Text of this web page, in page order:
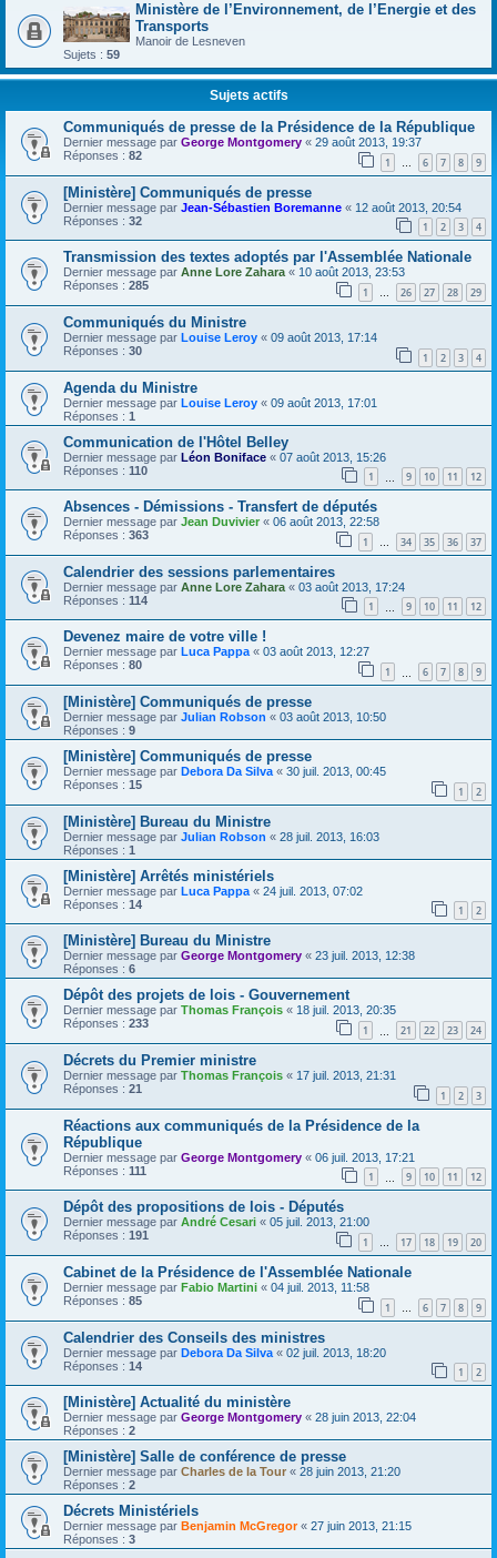
Ministère de l’Environnement, de l’Energie et des
Transports
Manoir de Lesneven
Sujets : 59
Sujets actifs
Communiqués de presse de la Présidence de la République
Dernier message par George Montgomery « 29 août 2013, 19:37
Réponses : 82 1 … 6 7 8 9
[Ministère] Communiqués de presse
Dernier message par Jean-Sébastien Boremanne « 12 août 2013, 20:54
Réponses : 32 1 2 3 4
Transmission des textes adoptés par l'Assemblée Nationale
Dernier message par Anne Lore Zahara « 10 août 2013, 23:53
Réponses : 285 1 … 26 27 28 29
Communiqués du Ministre
Dernier message par Louise Leroy « 09 août 2013, 17:14
Réponses : 30 1 2 3 4
Agenda du Ministre
Dernier message par Louise Leroy « 09 août 2013, 17:01
Réponses : 1
Communication de l'Hôtel Belley
Dernier message par Léon Boniface « 07 août 2013, 15:26
Réponses : 110 1 9 10 11 12
Absences - Démissions - Transfert de députés
Dernier message par Jean Duvivier « 06 août 2013, 22:58
Réponses : 363 1 … 34 35 36 37
Calendrier des sessions parlementaires
Dernier message par Anne Lore Zahara « 03 août 2013, 17:24
Réponses : 114 1 9 10 11 12
Devenez maire de votre ville !
Dernier message par Luca Pappa« 03 août 2013, 12:27
Réponses : 80 1 6 7 8 9
[Ministère] Communiqués de presse
Dernier message par Julian Robson « 03 août 2013, 10:50
Réponses : 9
[Ministère] Communiqués de presse
Dernier message par Debora Da Silva « 30 juil. 2013, 00:45
Réponses : 15 1 2
[Ministère] Bureau du Ministre
Dernier message par Julian Robson « 28 juil. 2013, 16:03
Réponses : 1
[Ministère] Arrêtés ministériels
Dernier message par Luca Pappa « 24 juil. 2013, 07:02
Réponses : 14 1 2
[Ministère] Bureau du Ministre
Dernier message par George Montgomery « 23 juil. 2013, 12:38
Réponses : 6
Dépôt des projets de lois - Gouvernement
Dernier message par Thomas François « 18 juil. 2013, 20:35
Réponses : 233 1 21 22 23 24
Décrets du Premier ministre
Dernier message par Thomas François « 17 juil. 2013, 21:31
Réponses : 21 1 2 3
Réactions aux communiqués de la Présidence de la
République
Dernier message par George Montgomery « 06 juil. 2013, 17:21
Réponses : 111 1 9 10 11 12
Dépôt des propositions de lois - Députés
Dernier message par André Cesari « 05 juil. 2013, 21:00
Réponses : 191 1 … 17 18 19 20
Cabinet de la Présidence de l'Assemblée Nationale
Dernier message par Fabio Martini « 04 juil. 2013, 11:58
Réponses : 85 1 … 6 7 8 9
Calendrier des Conseils des ministres
Dernier message par Debora Da Silva « 02 juil. 2013, 18:20
Réponses : 14 1 2
[Ministère] Actualité du ministère
Dernier message par George Montgomery « 28 juin 2013, 22:04
Réponses : 2
[Ministère] Salle de conférence de presse
Dernier message par Charles de la Tour « 28 juin 2013, 21:20
Réponses : 2
Décrets Ministériels
Dernier message par Benjamin McGregor« 27 juin 2013, 21:15
Réponses : 3